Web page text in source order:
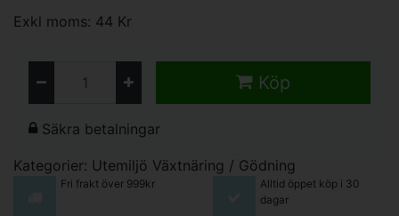
Exkl moms: 44 Kr
Köp
Säkra betalningar
Kategorier: Utemiljö Växtnäring / Gödning
Fri frakt över 999kr
Alltid öppet köp i 30
dagar